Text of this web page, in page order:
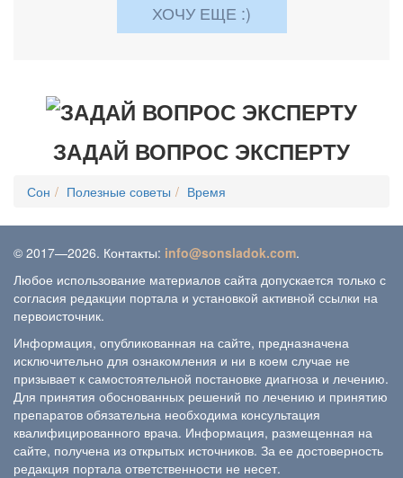
ХОЧУ ЕЩЕ :)
ЗАДАЙ ВОПРОС ЭКСПЕРТУ
Сон Полезные советы Время
© 2017—2026. Контакты: info@sonsladok.com.
Любое использование материалов сайта допускается только с
согласия редакции портала и установкой активной ссылки на
первоисточник.
Информация, опубликованная на сайте, предназначена
исключительно для ознакомления и ни в коем случае не
призывает к самостоятельной постановке диагноза и лечению.
Для принятия обоснованных решений по лечению и принятию
препаратов обязательна необходима консультация
квалифицированного врача. Информация, размещенная на
сайте, получена из открытых источников. За ее достоверность
редакция портала ответственности не несет.